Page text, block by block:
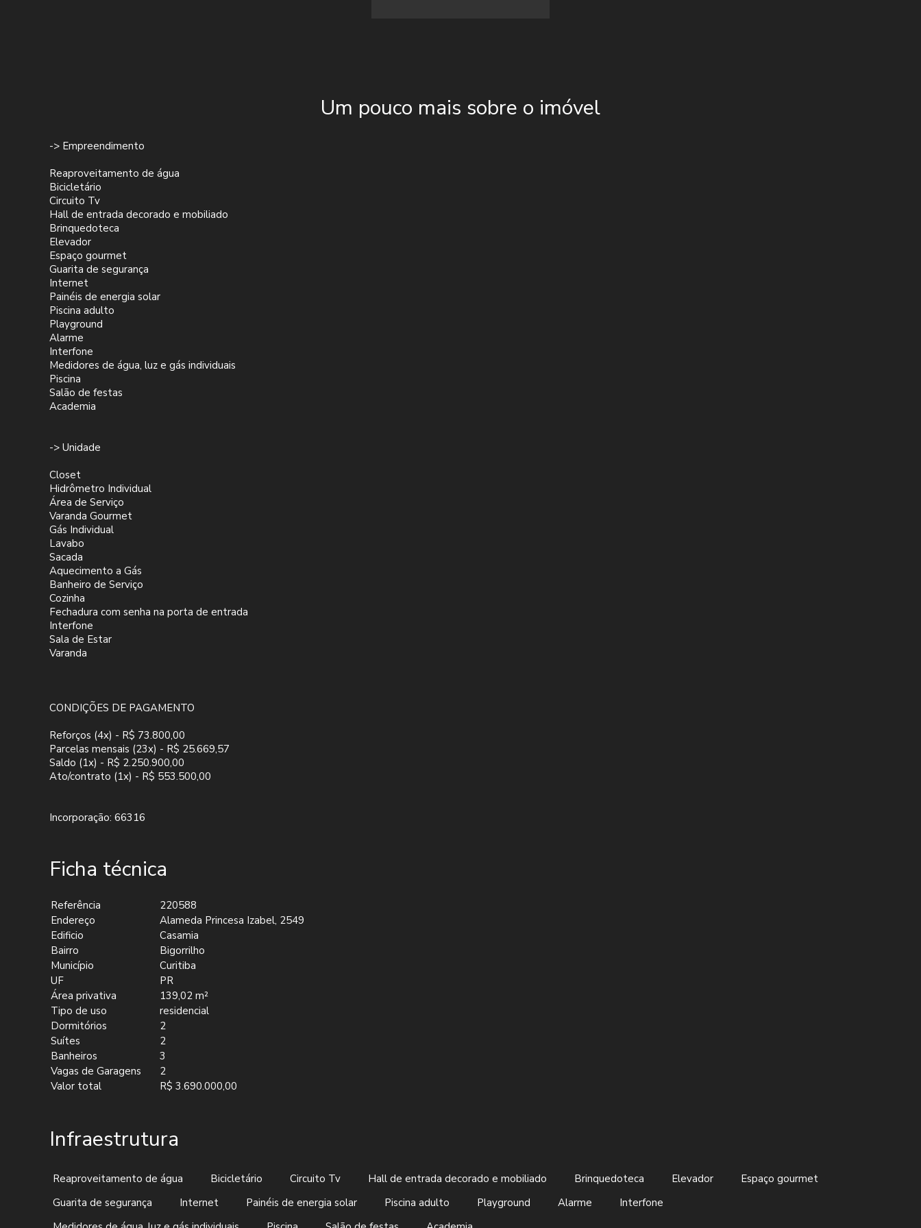
Um pouco mais sobre o imóvel
-> Empreendimento
Reaproveitamento de água
Bicicletário
Circuito Tv
Hall de entrada decorado e mobiliado
Brinquedoteca
Elevador
Espaço gourmet
Guarita de segurança
Internet
Painéis de energia solar
Piscina adulto
Playground
Alarme
Interfone
Medidores de água, luz e gás individuais
Piscina
Salão de festas
Academia
-> Unidade
Closet
Hidrômetro Individual
Área de Serviço
Varanda Gourmet
Gás Individual
Lavabo
Sacada
Aquecimento a Gás
Banheiro de Serviço
Cozinha
Fechadura com senha na porta de entrada
Interfone
Sala de Estar
Varanda
CONDIÇÕES DE PAGAMENTO
Reforços (4x) - R$ 73.800,00
Parcelas mensais (23x) - R$ 25.669,57
Saldo (1x) - R$ 2.250.900,00
Ato/contrato (1x) - R$ 553.500,00
Incorporação: 66316
Ficha técnica
Referência
220588
Endereço
Alameda Princesa Izabel, 2549
Edificio
Casamia
Bairro
Bigorrilho
Município
Curitiba
UF
PR
Área privativa
139,02 m²
Tipo de uso
residencial
Dormitórios
2
Suítes
2
Banheiros
3
Vagas de Garagens
2
Valor total
R$ 3.690.000,00
Infraestrutura
Reaproveitamento de água Bicicletário Circuito Tv Hall de entrada decorado e mobiliado Brinquedoteca Elevador
Espaço gourmet
Guarita de segurança
Internet Painéis de energia solar Piscina adulto Playground Alarme
Interfone